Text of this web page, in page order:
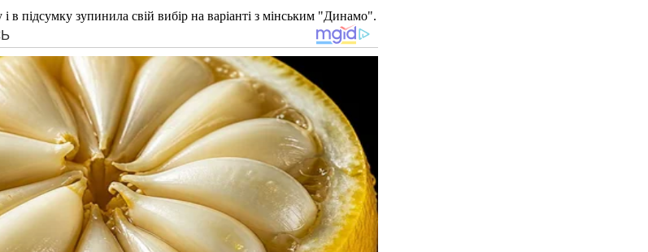
підсумку зупинила свій вибір на варіанті з мінським "Динамо".